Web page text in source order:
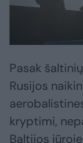
Pasak
Rusijos
kryptimi,
Baltijos